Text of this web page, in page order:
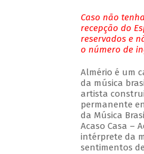
Caso não
recepção do
reservados e
o número de
Almério é um
da música
artista
permanente
da Música
Acaso Casa –
intérprete da
sentimentos